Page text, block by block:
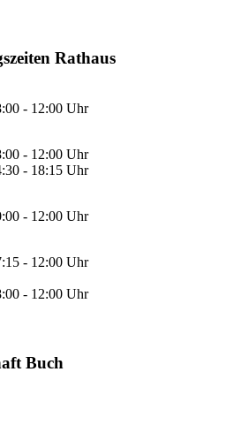
Rathaus
- 12:00 Uhr
- 12:00 Uhr
- 18:15 Uhr
- 12:00 Uhr
- 12:00 Uhr
- 12:00 Uhr
Buch